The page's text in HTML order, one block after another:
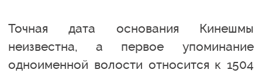
Точная дата основания Кинешмы
неизвестна, а первое упоминание
одноименной волости относится к 1504